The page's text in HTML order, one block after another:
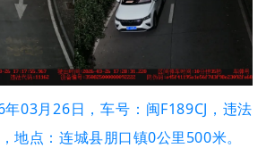
03月26日，车号：闽F189CJ，违法
地点：连城县朋口镇0公里500米。